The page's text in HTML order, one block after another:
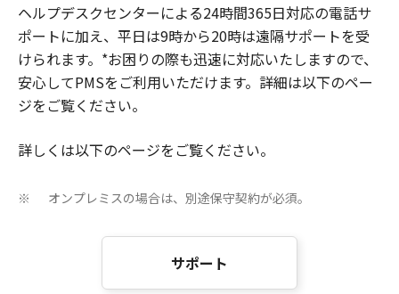
ヘルプデスクセンターによる24時間365日対応の電話サ
ポートに加え、平日は9時から20時は遠隔サポートを受
けられます。*お困りの際も迅速に対応いたしますので、
安心してPMSをご利用いただけます。詳細は以下のペー
ジをご覧ください。
詳しくは以下のページをご覧ください。
※ オンプレミスの場合は、別途保守契約が必須。
サポート